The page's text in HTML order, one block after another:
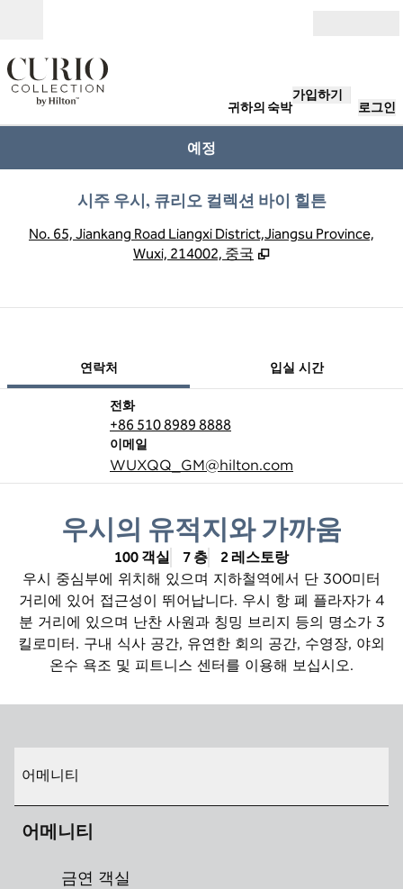
귀하의 숙박
가입하기
로그인
예정
시주 우시, 큐리오 컬렉션 바이 힐튼
No. 65, Jiankang Road Liangxi District,Jiangsu Province,
Wuxi, 214002, 중국
연락처
입실 시간
전화
전화
+86 510 8989 8888
이메일
Email
WUXQQ_GM@hilton.com
우시의 유적지와 가까움
100 객실 7 층 2 레스토랑
우시 중심부에 위치해 있으며 지하철역에서 단 300미터
거리에 있어 접근성이 뛰어납니다. 우시 항 폐 플라자가 4
분 거리에 있으며 난찬 사원과 칭밍 브리지 등의 명소가 3
킬로미터. 구내 식사 공간, 유연한 회의 공간, 수영장, 야외
온수 욕조 및 피트니스 센터를 이용해 보십시오.
어메니티
어메니티
금연 객실